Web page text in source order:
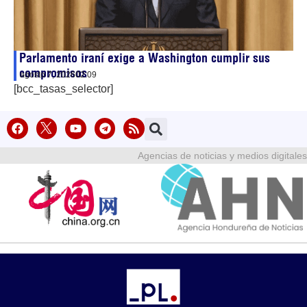
Parlamento iraní exige a Washington cumplir sus
compromisos
agosto 7, 202602:09
[bcc_tasas_selector]
Agencias de noticias y medios digitales